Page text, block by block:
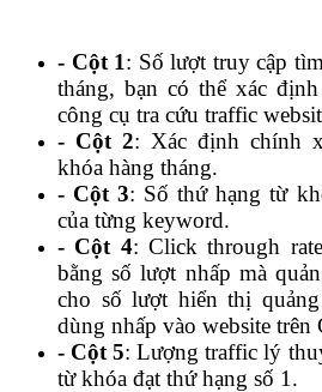
- Cột 1: Số lượt truy cập
tháng, bạn có thể xác
công cụ tra cứu traffic
- Cột 2: Xác định chính
khóa hàng tháng.
- Cột 3: Số thứ hạng từ
của từng keyword.
- Cột 4: Click through
bằng số lượt nhấp mà
cho số lượt hiển thị
dùng nhấp vào website trên
- Cột 5: Lượng traffic lý
từ khóa đạt thứ hạng số 1.